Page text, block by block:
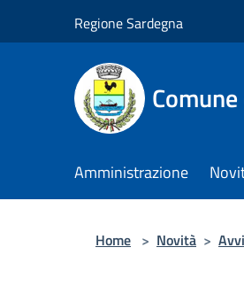
Regione Sardegna
Amministrazione
Home > Novità >